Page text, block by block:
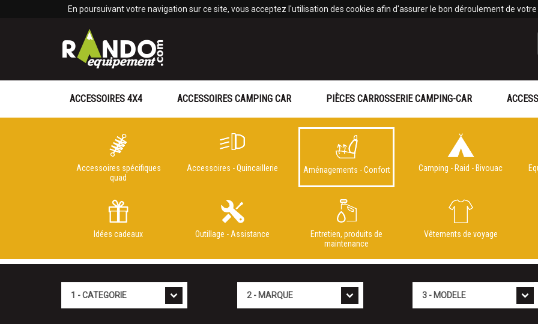
En poursuivant votre navigation sur ce site, vous acceptez l'utilisation des cookies afin d'assurer le bon déroulement de
ACCESSOIRES 4X4 ACCESSOIRES CAMPING CAR PIÈCES CARROSSERIE CAMPING-CAR
Accessoires spécifiques
quad
Accessoires - Quincaillerie Aménagements - Confort Camping - Raid - Bivouac
Idées cadeaux Outillage - Assistance
Entretien, produits de
maintenance
Vêtements de voyage
Panneau de gestion des cookies